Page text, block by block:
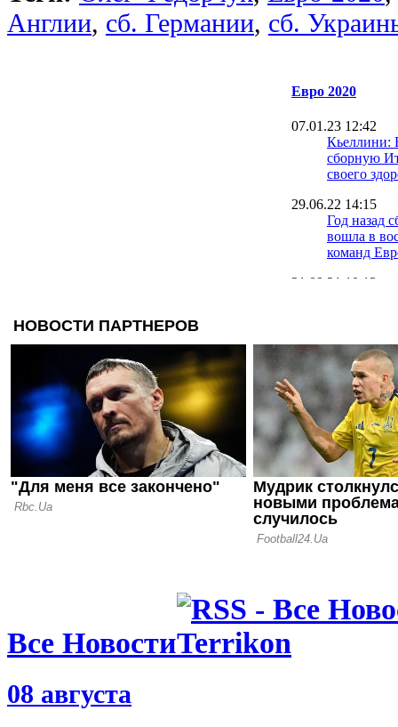
Англии, сб. Германии, сб.
Евро 2020
07.01.23 12:42
Кьеллини:
сборную
своего
29.06.22 14:15
Год назад
вошла в
команд
21.09.21 10:12
17.09.21 12:28
У игрока
медали
10.09.21 14:18
сборной
Все Новости
08 августа